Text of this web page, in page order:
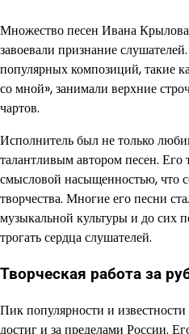
Множество песен Ивана
завоевали признание
популярных композиций, такие
со мной», занимали верхние
чартов.
Исполнитель был не только
талантливым автором песен. Его
смысловой насыщенностью, что
творчества. Многие его песни
музыкальной культуры и до сих
трогать сердца слушателей.
Творческая работа за
Пик популярности и
достиг и за пределами России.